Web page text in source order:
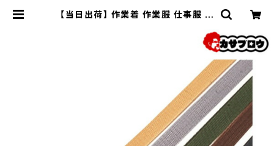
【当日出荷】 作業着 作業服 仕事服 仕
イロンベルト1穴 32ミリ幅 アウトドア
釣り 作業用 仕事 | 長靴・サンダルの